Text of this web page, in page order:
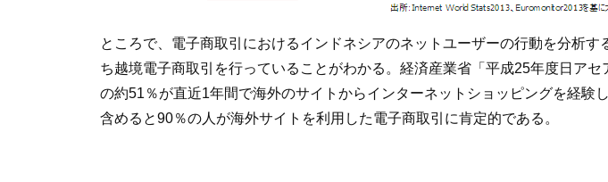
ところで、電子商取引におけるインドネシアのネットユーザーの行動を分析
ち越境電子商取引を行っていることがわかる。経済産業省「平成25年度日ア
の約51％が直近1年間で海外のサイトからインターネットショッピングを経
含めると90％の人が海外サイトを利用した電子商取引に肯定的である。